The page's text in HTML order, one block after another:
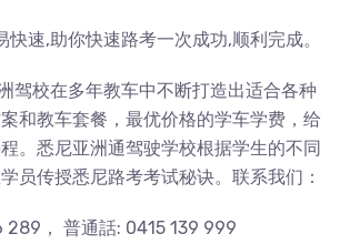
快速,助你快速路考一次成功,顺利完成。
驾校在多年教车中不断打造出适合各种
和教车套餐，最优价格的学车学费，给
。悉尼亚洲通驾驶学校根据学生的不同
员传授悉尼路考考试秘诀。联系我们：
， 普通話: 0415 139 999